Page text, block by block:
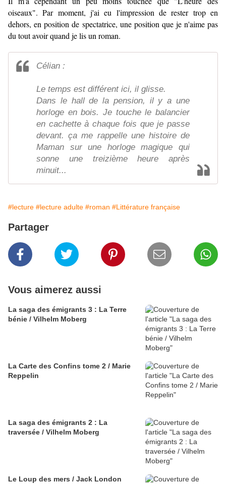
oiseaux". Par moment, j'ai eu l'impression de rester trop en
dehors, en position de spectatrice, une position que je n'aime pas
du tout avoir quand je lis un roman.
Célian :
Le temps est différent ici, il glisse.
Dans le hall de la pension, il y a une
horloge en bois. Je touche le balancier
en cachette à chaque fois que je passe
devant. ça me rappelle une histoire de
Maman sur une horloge magique qui
sonne une treizième heure après
minuit...
#lecture #lecture adulte #roman #Littérature française
Partager
Vous aimerez aussi
La saga des émigrants 3 : La Terre
bénie / Vilhelm Moberg
La Carte des Confins tome 2 / Marie
Reppelin
La saga des émigrants 2 : La
traversée / Vilhelm Moberg
Le Loup des mers / Jack London